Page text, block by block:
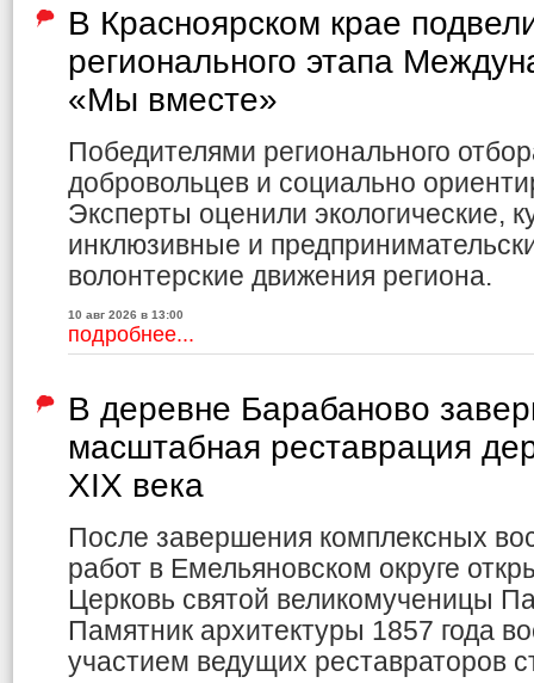
В Красноярском крае
регионального этапа
«Мы вместе»
Победителями регионального
добровольцев и социально
Эксперты оценили экологические,
инклюзивные и
волонтерские движения региона.
10 авг 2026 в 13:00
подробнее...
В деревне Барабаново
масштабная реставрация
XIX века
После завершения комплексных
работ в Емельяновском округе
Церковь святой великомученицы
Памятник архитектуры 1857 года
участием ведущих реставраторов